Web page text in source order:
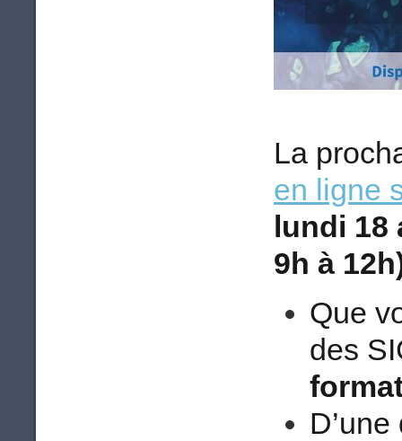
La
en ligne
lundi 18
9h à
Que
des